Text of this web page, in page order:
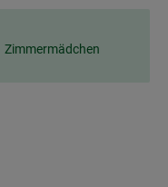
Zimmermädchen